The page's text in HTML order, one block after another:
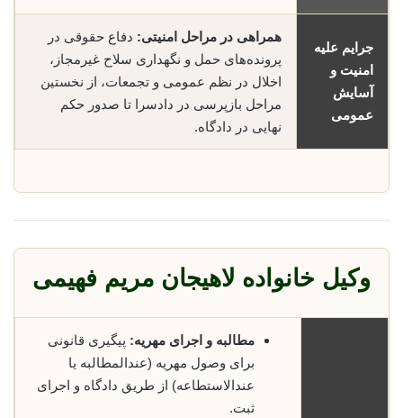
جرایم علیه
امنیت و
آسایش
عمومی
همراهی در مراحل امنیتی: دفاع حقوقی در
پرونده‌های حمل و نگهداری سلاح غیرمجاز،
اخلال در نظم عمومی و تجمعات، از نخستین
مراحل بازپرسی در دادسرا تا صدور حکم
نهایی در دادگاه.
وکیل خانواده لاهیجان مریم فهیمی
مطالبه و اجرای مهریه: پیگیری قانونی
برای وصول مهریه (عندالمطالبه یا
عندالاستطاعه) از طریق دادگاه و اجرای
ثبت.